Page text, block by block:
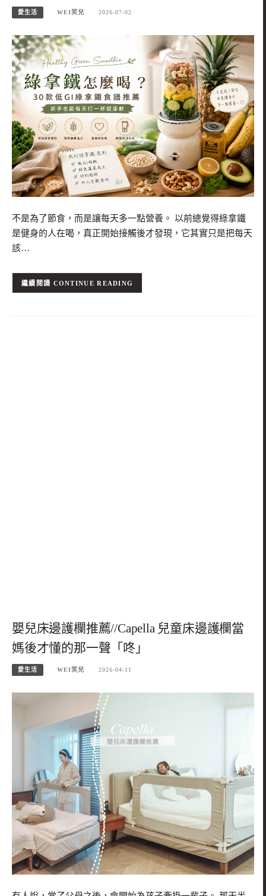
愛生活 WEI笑兒 2026-07-02
不是為了節食，而是讓每天多一點營養。 以前總覺得綠拿鐵
是健身的人在喝，真正開始接觸後才發現，它其實只是把每天
該…
CONTINUE READING
嬰兒床邊護欄推薦//Capella 兒童床邊護欄當
媽後才懂的那一聲「咚」
愛生活 WEI笑兒 2026-04-11